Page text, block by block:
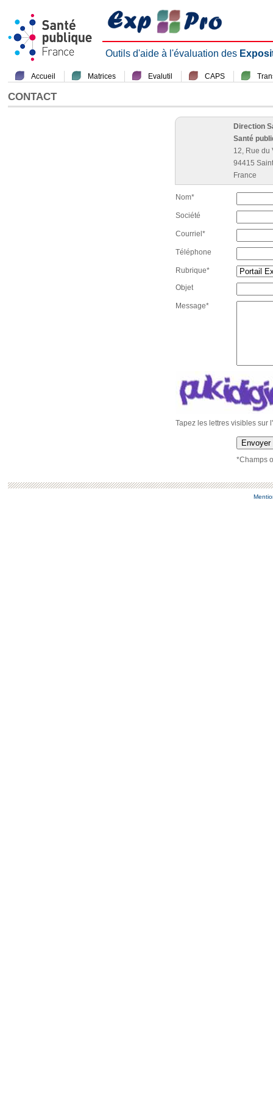
Outils d'aide à l'évaluation des
Accueil Matrices Evalutil CAPS
CONTACT
Direction
Santé
12, Rue du
94415
France
Nom*
Société
Courriel*
Téléphone
Rubrique*
Objet
Message*
Tapez les lettres visibles sur
Envoyer
*Champs